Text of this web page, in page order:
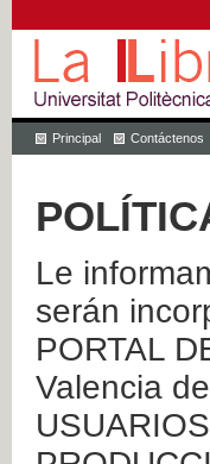
Principal Contáctenos
Le
serán
PORTAL
Valencia